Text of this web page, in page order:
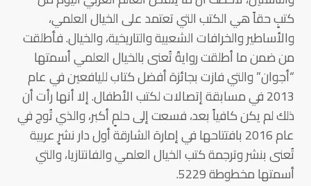
كتبٍ حقاً هي الكتب التي تعتمد على الخيال العلمي،
والأساطير والخرافات الشعبية والتاريخية، والخيال. فأطلقت
من ضمن ما أطلقت روايةً تُعنى بالخيال العلمي أسمتها
“أجوان” والتي فازت بجائزة أفضل كتاب لليافعين في عام
2013 في مسابقة إتصالات لكتب الأطفال. إلا أنها رأت أن
ذلك لم يكن كافياً بعد، فسعت إلى حلمٍ أكبر، والذي تُوج في
عام 2016 بافتتاحها في إمارة الشارقة أول دار نشرٍ عربية
تُعنى بنشر وترجمة كتب الخيال العلمي والفانتازيا، والتي
أسمتها مخطوطة 5229.